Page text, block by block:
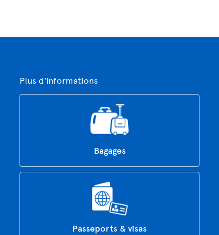
Plus d'informations
Bagages
Passeports & visas